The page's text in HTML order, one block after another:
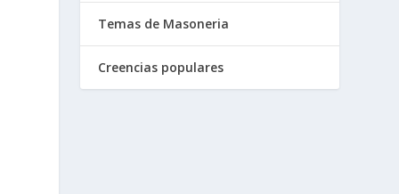
Temas de Masoneria
Creencias populares